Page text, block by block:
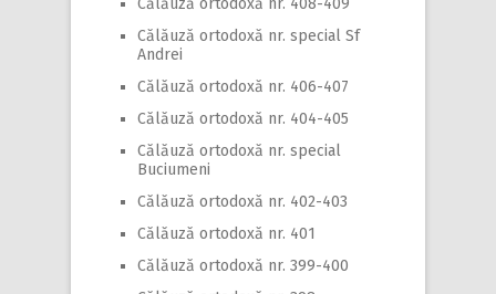
Călăuză ortodoxă nr. 408-409
Călăuză ortodoxă nr. special Sf
Andrei
Călăuză ortodoxă nr. 406-407
Călăuză ortodoxă nr. 404-405
Călăuză ortodoxă nr. special
Buciumeni
Călăuză ortodoxă nr. 402-403
Călăuză ortodoxă nr. 401
Călăuză ortodoxă nr. 399-400